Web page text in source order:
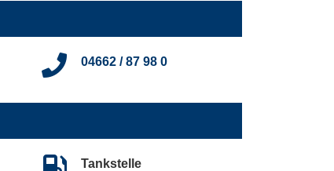
04662 / 87 98 0
Tankstelle